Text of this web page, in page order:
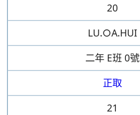
20
LU.○A.HUI
二年 E班 0號
正取
21